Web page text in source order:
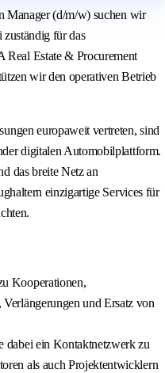
Manager (d/m/w) suchen wir
zuständig für das
Real Estate & Procurement
wir den operativen Betrieb
europaweit vertreten, sind
digitalen Automobilplattform.
das breite Netz an
einzigartige Services für
Kooperationen,
und Ersatz von
dabei ein Kontaktnetzwerk zu
als auch Projektentwicklern